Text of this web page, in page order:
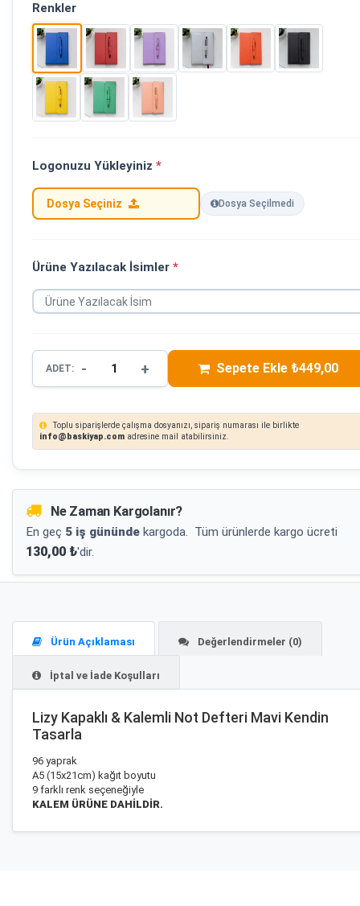
Renkler
Logonuzu Yükleyiniz *
Dosya Seçiniz Dosya Seçilmedi
Ürüne Yazılacak İsimler *
ADET: - + Sepete Ekle ₺449,00
Toplu siparişlerde çalışma dosyanızı, sipariş numarası ile birlikte
info@baskiyap.com adresine mail atabilirsiniz.
Ne Zaman Kargolanır?
En geç 5 iş gününde kargoda. Tüm ürünlerde kargo ücreti
130,00 ₺'dir.
Ürün Açıklaması Değerlendirmeler (0)
İptal ve İade Koşulları
Lizy Kapaklı & Kalemli Not Defteri Mavi Kendin
Tasarla
96 yaprak
A5 (15x21cm) kağıt boyutu
9 farklı renk seçeneğiyle
KALEM ÜRÜNE DAHİLDİR.